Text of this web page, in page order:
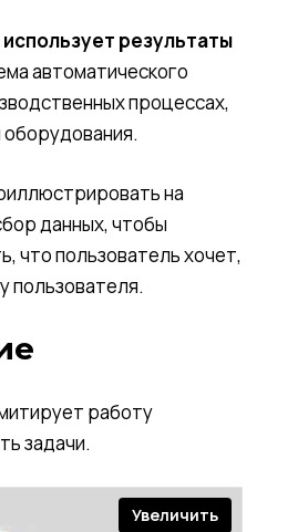
результаты
автоматического
процессах,
на
данных, чтобы
что пользователь хочет,
пользователя.
работу
задачи.
Увеличить